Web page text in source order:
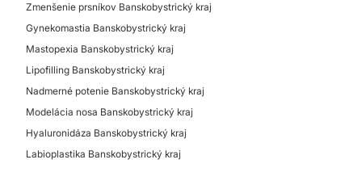
Zmenšenie prsníkov Banskobystrický kraj
Gynekomastia Banskobystrický kraj
Mastopexia Banskobystrický kraj
Lipofilling Banskobystrický kraj
Nadmerné potenie Banskobystrický kraj
Modelácia nosa Banskobystrický kraj
Hyaluronidáza Banskobystrický kraj
Labioplastika Banskobystrický kraj